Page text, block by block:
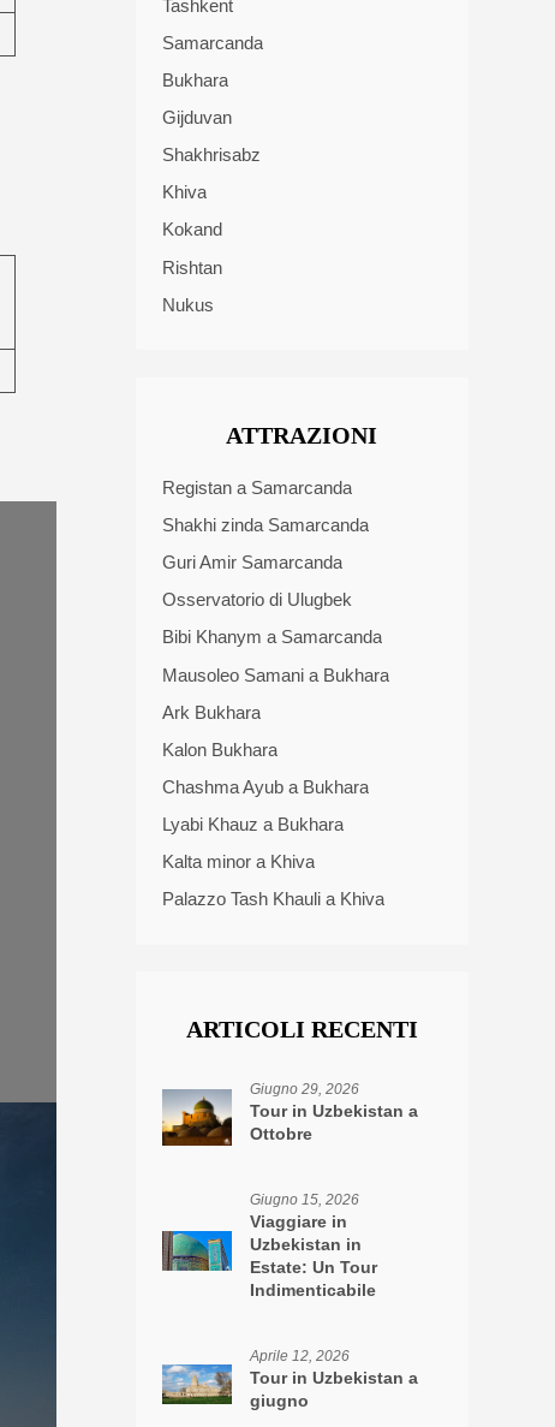
Tashkent
Samarcanda
Bukhara
Gijduvan
Shakhrisabz
Khiva
Kokand
Rishtan
Nukus
ATTRAZIONI
Registan a Samarcanda
Shakhi zinda Samarcanda
Guri Amir Samarcanda
Osservatorio di Ulugbek
Bibi Khanym a Samarcanda
Mausoleo Samani a Bukhara
Ark Bukhara
Kalon Bukhara
Chashma Ayub a Bukhara
Lyabi Khauz a Bukhara
Kalta minor a Khiva
Palazzo Tash Khauli a Khiva
ARTICOLI RECENTI
Giugno 29, 2026
Tour in Uzbekistan a
Ottobre
Giugno 15, 2026
Viaggiare in
Uzbekistan in
Estate: Un Tour
Indimenticabile
Aprile 12, 2026
Tour in Uzbekistan a
giugno